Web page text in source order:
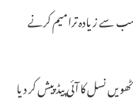
سب سے زیادہ ترامیم کرنے
نسل کا آئی پیڈ پیش کر دیا